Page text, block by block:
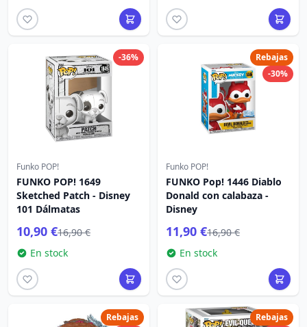
-36%
Funko POP!
FUNKO POP! 1649
Sketched Patch - Disney
101 Dálmatas
10,90 €16,90 €
En stock
Rebajas
-30%
Funko POP!
FUNKO Pop! 1446 Diablo
Donald con calabaza -
Disney
11,90 €16,90 €
En stock
Rebajas
Rebajas